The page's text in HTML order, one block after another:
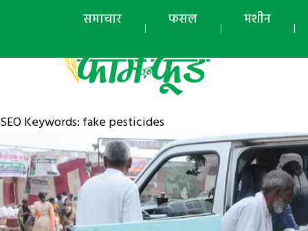
समाचार फसल मशीन
SEO Keywords: fake pesticides